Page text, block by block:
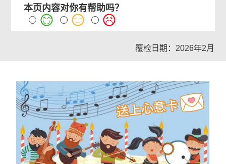
本页内容对你有帮助吗？
覆检日期：2026年2月